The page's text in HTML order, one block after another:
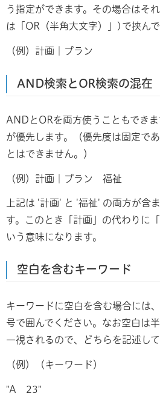
う指定ができます。その場合はそ
は「OR（半角大文字）」)で挟んで
（例）計画｜プラン
AND検索とOR検索の混在
ANDとORを両方使うこともでき
が優先します。（優先度は固定で
とはできません。）
（例）計画｜プラン 福祉
上記は '計画' と '福祉' の両方が含
す。このとき「計画」の代わりに
いう意味になります。
空白を含むキーワード
キーワードに空白を含む場合には
号で囲んでください。なお空白は
一視されるので、どちらを記述し
（例）（キーワード）
"A 23"